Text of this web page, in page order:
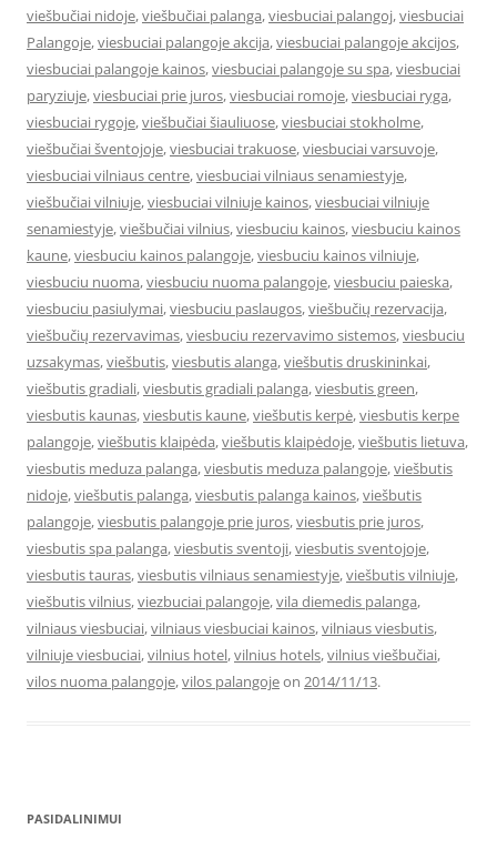
viešbučiai nidoje,viešbučiai palanga,viesbuciai palangoj,viesbuciai
Palangoje,viesbuciai palangoje akcija,viesbuciai palangoje akcijos,
viesbuciai palangoje kainos,viesbuciai palangoje su spa,viesbuciai
paryziuje,viesbuciai prie juros,viesbuciai romoje,viesbuciai ryga,
viesbuciai rygoje,viešbučiai šiauliuose,viesbuciai stokholme,
viešbučiai šventojoje,viesbuciai trakuose,viesbuciai varsuvoje,
viesbuciai vilniaus centre,viesbuciai vilniaus senamiestyje,
viešbučiai vilniuje,viesbuciai vilniuje kainos,viesbuciai vilniuje
senamiestyje,viešbučiai vilnius,viesbuciu kainos,viesbuciu kainos
kaune,viesbuciu kainos palangoje,viesbuciu kainos vilniuje,
viesbuciu nuoma,viesbuciu nuoma palangoje,viesbuciu paieska,
viesbuciu pasiulymai,viesbuciu paslaugos,viešbučių rezervacija,
viešbučių rezervavimas,viesbuciu rezervavimo sistemos,viesbuciu
uzsakymas,viešbutis,viesbutis alanga,viešbutis druskininkai,
viešbutis gradiali,viesbutis gradiali palanga,viesbutis green,
viesbutis kaunas,viesbutis kaune,viešbutis kerpė,viesbutis kerpe
palangoje,viešbutis klaipėda,viešbutis klaipėdoje,viešbutis lietuva,
viesbutis meduza palanga,viesbutis meduza palangoje,viešbutis
nidoje,viešbutis palanga,viesbutis palanga kainos,viešbutis
palangoje,viesbutis palangoje prie juros,viesbutis prie juros,
viesbutis spa palanga,viesbutis sventoji,viesbutis sventojoje,
viesbutis tauras,viesbutis vilniaus senamiestyje,viešbutis vilniuje,
viešbutis vilnius,viezbuciai palangoje,vila diemedis palanga,
vilniaus viesbuciai,vilniaus viesbuciai kainos,vilniaus viesbutis,
vilniuje viesbuciai,vilnius hotel,vilnius hotels,vilnius viešbučiai,
vilos nuoma palangoje,vilos palangojeon 2014/11/13.
PASIDALINIMUI